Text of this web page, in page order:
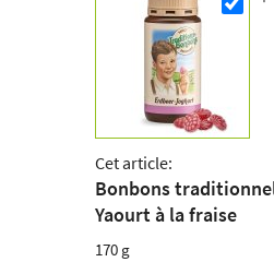
Cet article:
Bonbons
Yaourt à la fraise
170 g